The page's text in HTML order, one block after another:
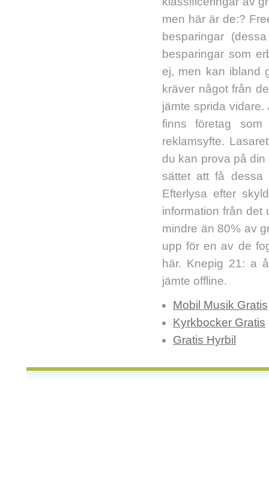
men här är de:?
besparingar
besparingar som
ej, men kan ibland
kräver något från
jämte sprida vidare.
finns företag
reklamsyfte.
du kan prova på
sättet att få dessa
Efterlysa efter
information från det
mindre än 80% av
upp för en av de
här. Knepig 21: a
jämte offline.
Mobil Musik Gratis
Kyrkbocker Gratis
Gratis Hyrbil